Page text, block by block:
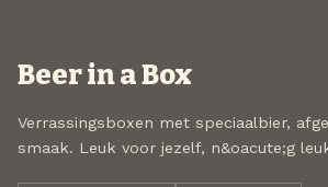
Beer in a Box
Verrassingsboxen met speciaalbier,
smaak. Leuk voor jezelf, n&oacute;g